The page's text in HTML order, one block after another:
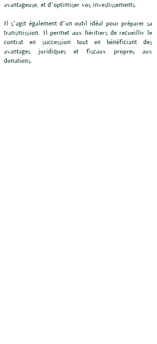
avantageuse, et d’optimiser vos investissements.
Il s’agit également d’un outil idéal pour préparer sa
transmission. Il permet aux héritiers de recueillir le
contrat en succession tout en bénéficiant des
avantages juridiques et fiscaux propres aux
donations.